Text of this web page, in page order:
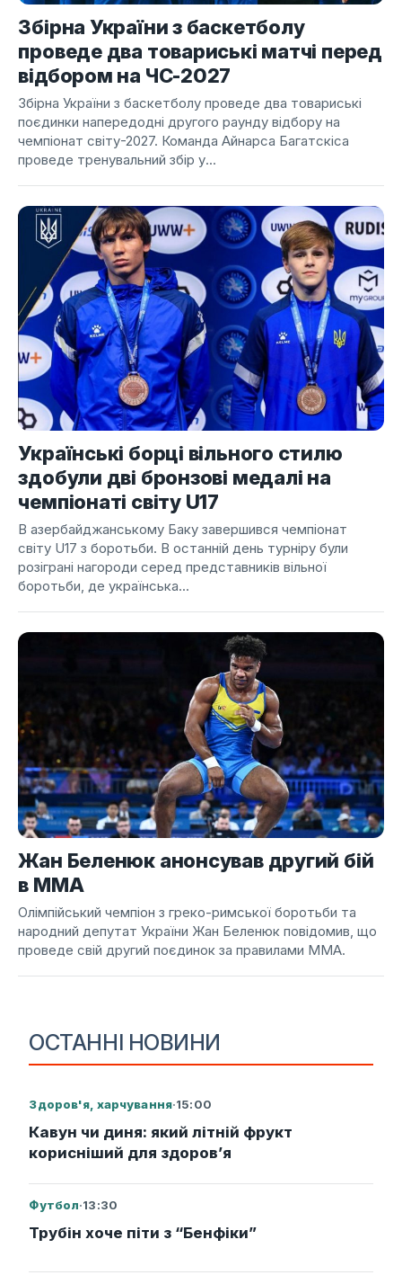
ОСТАННІ НОВИНИ
Здоров'я, харчування·15:00
Кавун чи диня: який літній фрукт
корисніший для здоров’я
Футбол·13:30
Трубін хоче піти з “Бенфіки”
Збірна України з баскетболу
проведе два товариські матчі перед
відбором на ЧС-2027
Збірна України з баскетболу проведе два товариські
поєдинки напередодні другого раунду відбору на
чемпіонат світу-2027. Команда Айнарса Багатскіса
проведе тренувальний збір у...
Українські борці вільного стилю
здобули дві бронзові медалі на
чемпіонаті світу U17
В азербайджанському Баку завершився чемпіонат
світу U17 з боротьби. В останній день турніру були
розіграні нагороди серед представників вільної
боротьби, де українська...
Жан Беленюк анонсував другий бій
в ММА
Олімпійський чемпіон з греко-римської боротьби та
народний депутат України Жан Беленюк повідомив, що
проведе свій другий поєдинок за правилами ММА.